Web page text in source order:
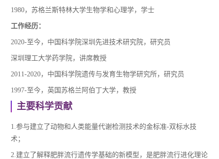
1980，苏格兰斯特林大学生物学和心理学，学士
工作经历：
2020-至今，中国科学院深圳先进技术研究院，研究员
深圳理工大学药学院，讲席教授
2011-2020，中国科学院遗传与发育生物学研究所，研究员
1997-至今，英国苏格兰阿伯丁大学，教授
主要科学贡献
1.参与建立了动物和人类能量代谢检测技术的金标准-双标水技
术；
2.建立了解释肥胖流行遗传学基础的新模型，是肥胖流行进化理论